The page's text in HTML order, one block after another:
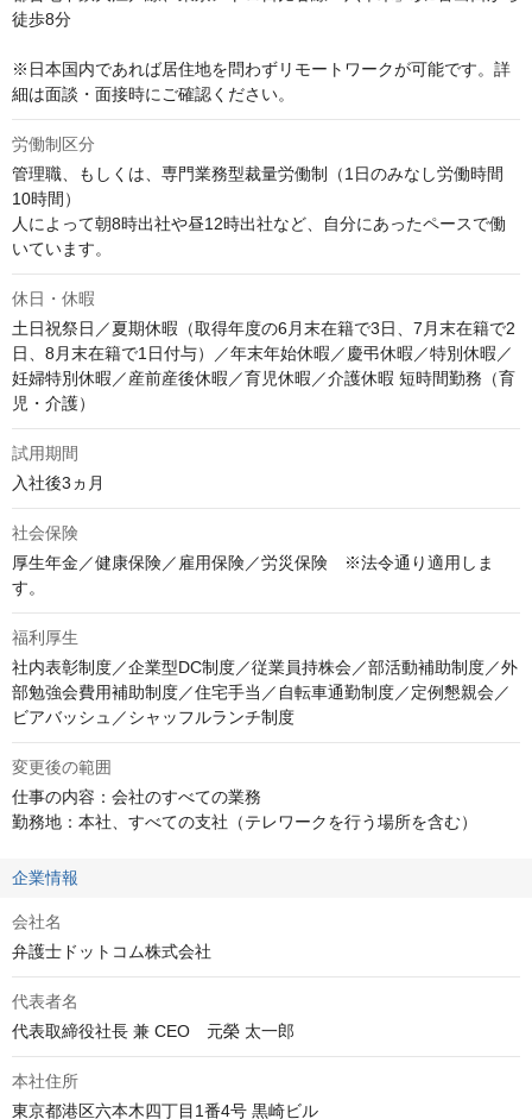
徒歩8分
※日本国内であれば居住地を問わずリモートワークが可能です。詳
細は面談・面接時にご確認ください。
労働制区分
管理職、もしくは、専門業務型裁量労働制（1日のみなし労働時間
10時間）
人によって朝8時出社や昼12時出社など、自分にあったペースで働
いています。
休日・休暇
土日祝祭日／夏期休暇（取得年度の6月末在籍で3日、7月末在籍で2
日、8月末在籍で1日付与）／年末年始休暇／慶弔休暇／特別休暇／
妊婦特別休暇／産前産後休暇／育児休暇／介護休暇 短時間勤務（育
児・介護）
試用期間
入社後3ヵ月
社会保険
厚生年金／健康保険／雇用保険／労災保険　※法令通り適用しま
す。
福利厚生
社内表彰制度／企業型DC制度／従業員持株会／部活動補助制度／外
部勉強会費用補助制度／住宅手当／自転車通勤制度／定例懇親会／
ビアバッシュ／シャッフルランチ制度
変更後の範囲
仕事の内容：会社のすべての業務
勤務地：本社、すべての支社（テレワークを行う場所を含む）
企業情報
会社名
弁護士ドットコム株式会社
代表者名
本社住所